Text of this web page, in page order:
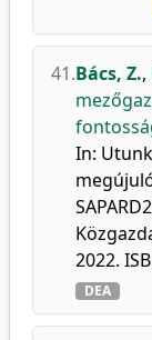
41.Bács, Z.,
In:
2022.
DEA